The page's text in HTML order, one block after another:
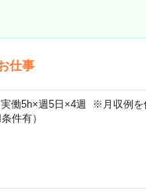
仕事
働5h×週5日×4週 ※月収例を
件有）